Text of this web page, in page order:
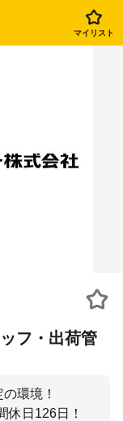
マイリスト
フ・出荷管
環境！
休日126日！